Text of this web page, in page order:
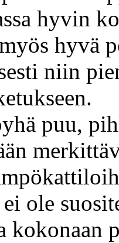
hyvin
hyvä
niin
puu,
ole
kokonaan